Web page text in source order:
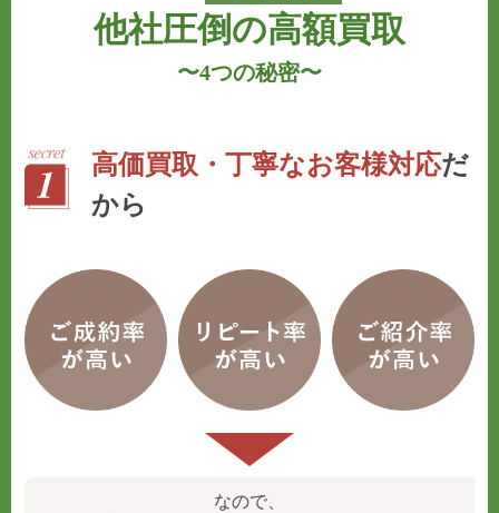
他社圧倒の高額買取
〜4つの秘密〜
高価買取・丁寧なお客様対応だ
から
なので、